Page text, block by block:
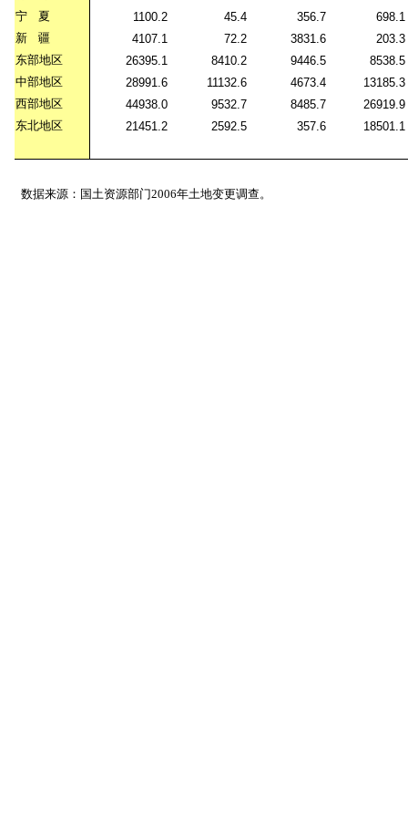
宁
夏 1100.2 45.4 356.7
698.1
新
疆 4107.1 72.2 3831.6
203.3
东部地区
26395.1 8410.2 9446.5
8538.5
中部地区
28991.6 11132.6 4673.4
13185.3
西部地区
44938.0 9532.7 8485.7
26919.9
东北地区
21451.2 2592.5 357.6 18501.1
数据来源：国土资源部门2006年土地变更调查。